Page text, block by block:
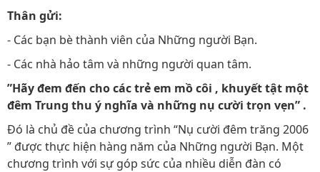
Thân gửi:
- Các bạn bè thành viên của Những người Bạn.
- Các nhà hảo tâm và những người quan tâm.
”Hãy đem đến cho các trẻ em mồ côi , khuyết tật một
đêm Trung thu ý nghĩa và những nụ cười trọn vẹn” .
Đó là chủ đề của chương trình “Nụ cười đêm trăng 2006
” được thực hiện hàng năm của Những người Bạn. Một
chương trình với sự góp sức của nhiều diễn đàn có